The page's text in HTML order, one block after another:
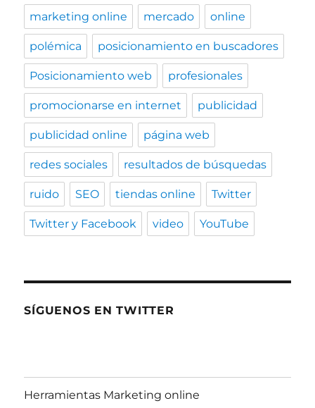
marketing online mercado online
polémica posicionamiento en buscadores
Posicionamiento web profesionales
promocionarse en internet publicidad
publicidad online página web
redes sociales resultados de búsquedas
ruido SEO tiendas online Twitter
Twitter y Facebook video YouTube
SÍGUENOS EN TWITTER
Herramientas Marketing online